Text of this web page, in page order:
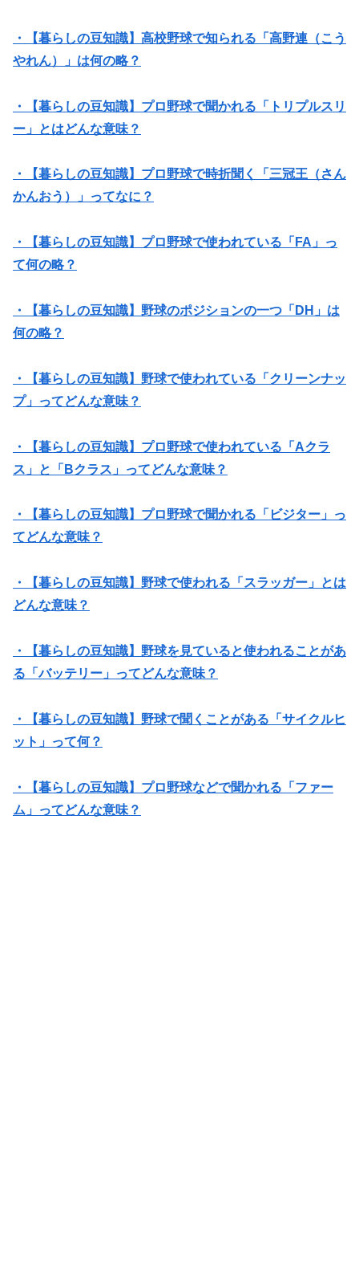
・【暮らしの豆知識】高校野球で知られる「高野連（こう
やれん）」は何の略？
・【暮らしの豆知識】プロ野球で聞かれる「トリプルスリ
ー」とはどんな意味？
・【暮らしの豆知識】プロ野球で時折聞く「三冠王（さん
かんおう）」ってなに？
・【暮らしの豆知識】プロ野球で使われている「FA」っ
て何の略？
・【暮らしの豆知識】野球のポジションの一つ「DH」は
何の略？
・【暮らしの豆知識】野球で使われている「クリーンナッ
プ」ってどんな意味？
・【暮らしの豆知識】プロ野球で使われている「Aクラ
ス」と「Bクラス」ってどんな意味？
・【暮らしの豆知識】プロ野球で聞かれる「ビジター」っ
てどんな意味？
・【暮らしの豆知識】野球で使われる「スラッガー」とは
どんな意味？
・【暮らしの豆知識】野球を見ていると使われることがあ
る「バッテリー」ってどんな意味？
・【暮らしの豆知識】野球で聞くことがある「サイクルヒ
ット」って何？
・【暮らしの豆知識】プロ野球などで聞かれる「ファー
ム」ってどんな意味？